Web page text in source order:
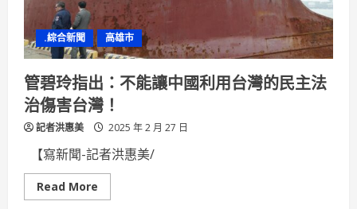
騎
警
隊
駿
馬、
偵
搜
犬
聯
手
兒
童
必
玩！
.綜合新聞 高雄市
管碧玲指出：不能讓中國利用台灣的民主法
治傷害台灣！
記者洪惠美 2025 年 2 月 27 日
【寫新聞-記者洪惠美/
Read More
more